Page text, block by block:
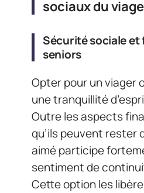
sociaux du
Sécurité sociale et
seniors
Opter pour un viager
une tranquillité
Outre les aspects
qu’ils peuvent rester
aimé participe
sentiment de
Cette option les